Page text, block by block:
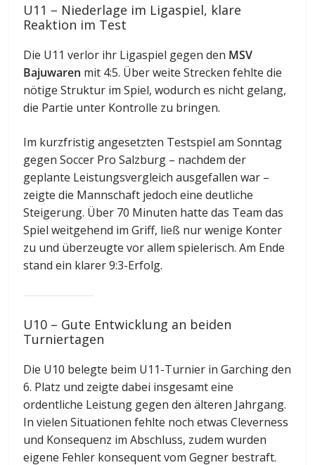
U11 – Niederlage im Ligaspiel, klare
Reaktion im Test
Die U11 verlor ihr Ligaspiel gegen den MSV
Bajuwaren mit 4:5. Über weite Strecken fehlte die
nötige Struktur im Spiel, wodurch es nicht gelang,
die Partie unter Kontrolle zu bringen.
Im kurzfristig angesetzten Testspiel am Sonntag
gegen Soccer Pro Salzburg – nachdem der
geplante Leistungsvergleich ausgefallen war –
zeigte die Mannschaft jedoch eine deutliche
Steigerung. Über 70 Minuten hatte das Team das
Spiel weitgehend im Griff, ließ nur wenige Konter
zu und überzeugte vor allem spielerisch. Am Ende
stand ein klarer 9:3-Erfolg.
U10 – Gute Entwicklung an beiden
Turniertagen
Die U10 belegte beim U11-Turnier in Garching den
6. Platz und zeigte dabei insgesamt eine
ordentliche Leistung gegen den älteren Jahrgang.
In vielen Situationen fehlte noch etwas Cleverness
und Konsequenz im Abschluss, zudem wurden
eigene Fehler konsequent vom Gegner bestraft.